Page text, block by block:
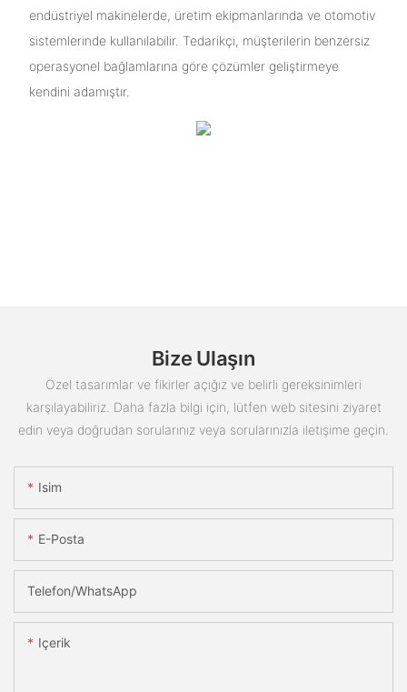
endüstriyel makinelerde, üretim ekipmanlarında ve otomotiv
sistemlerinde kullanılabilir. Tedarikçi, müşterilerin benzersiz
operasyonel bağlamlarına göre çözümler geliştirmeye
kendini adamıştır.
Bize Ulaşın
Özel tasarımlar ve fikirler açığız ve belirli gereksinimleri
karşılayabiliriz. Daha fazla bilgi için, lütfen web sitesini ziyaret
edin veya doğrudan sorularınız veya sorularınızla iletişime geçin.
Isim
E-Posta
Telefon/WhatsApp
Içerik